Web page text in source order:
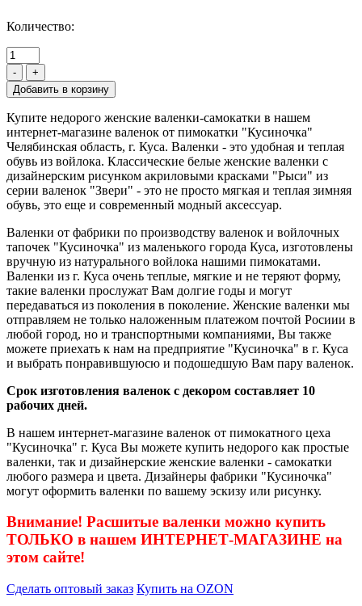
Количество:
- +
Купите недорого женские валенки-самокатки в нашем
интернет-магазине валенок от пимокатки "Кусиночка"
Челябинская область, г. Куса. Валенки - это удобная и теплая
обувь из войлока. Классические белые женские валенки с
дизайнерским рисунком акриловыми красками "Рыси" из
серии валенок "Звери" - это не просто мягкая и теплая зимняя
обувь, это еще и современный модный аксессуар.
Валенки от фабрики по производству валенок и войлочных
тапочек "Кусиночка" из маленького города Куса, изготовлены
вручную из натурального войлока нашими пимокатами.
Валенки из г. Куса очень теплые, мягкие и не теряют форму,
такие валенки прослужат Вам долгие годы и могут
передаваться из поколения в поколение. Женские валенки мы
отправляем не только наложенным платежом почтой Росиии в
любой город, но и транспортными компаниями, Вы также
можете приехать к нам на предприятие "Кусиночка" в г. Куса
и выбрать понравившуюсю и подошедшую Вам пару валенок.
Срок изготовления валенок с декором составляет 10
рабочих дней.
В нашем интернет-магазине валенок от пимокатного цеха
"Кусиночка" г. Куса Вы можете купить недорого как простые
валенки, так и дизайнерские женские валенки - самокатки
любого размера и цвета. Дизайнеры фабрики "Кусиночка"
могут оформить валенки по вашему эскизу или рисунку.
Внимание! Расшитые валенки можно купить
ТОЛЬКО в нашем ИНТЕРНЕТ-МАГАЗИНЕ на
этом сайте!
Сделать оптовый заказ Купить на OZON